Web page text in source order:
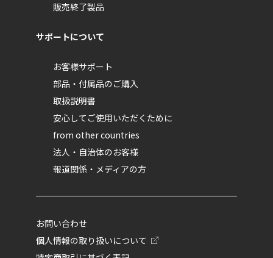
販売終了製品
サポートについて
お客様サポート
部品・付属品のご購入
取扱説明書
安心してご使用いただくために
from other countries
法人・自治体のお客様
報道関係・メディアの方
お問い合わせ
個人情報の取り扱いについて